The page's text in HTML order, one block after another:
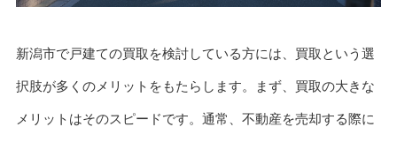
新潟市で戸建ての買取を検討している方には、買取という選
択肢が多くのメリットをもたらします。まず、買取の大きな
メリットはそのスピードです。通常、不動産を売却する際に